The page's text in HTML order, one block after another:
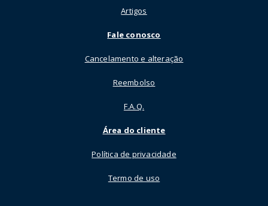
Artigos
Fale conosco
Cancelamento e alteração
Reembolso
F.A.Q.
Área do cliente
Política de privacidade
Termo de uso